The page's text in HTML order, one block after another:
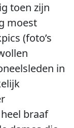
toen zijn
moest
(foto’s
in
braaf